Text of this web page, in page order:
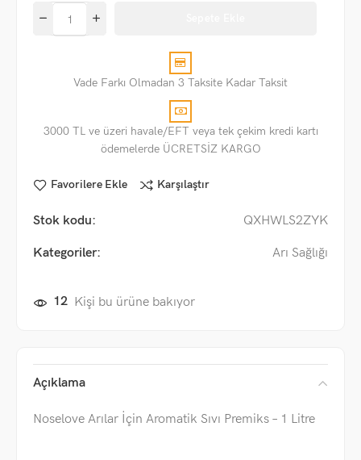
Vade Farkı Olmadan 3 Taksite Kadar Taksit
3000 TL ve üzeri havale/EFT veya tek çekim kredi kartı
ödemelerde ÜCRETSİZ KARGO
Favorilere Ekle Karşılaştır
Stok kodu: QXHWLS2ZYK
Kategoriler: Arı Sağlığı
12 Kişi bu ürüne bakıyor
Açıklama
Noselove Arılar İçin Aromatik Sıvı Premiks – 1 Litre